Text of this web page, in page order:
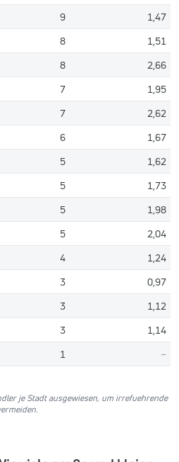
9
1,47
8
1,51
8
2,66
7
1,95
7
2,62
6
1,67
5
1,62
5
1,73
5
1,98
5
2,04
4
1,24
3
0,97
3
1,12
3
1,14
1 –
je Stadt ausgewiesen, um irrefuehrende